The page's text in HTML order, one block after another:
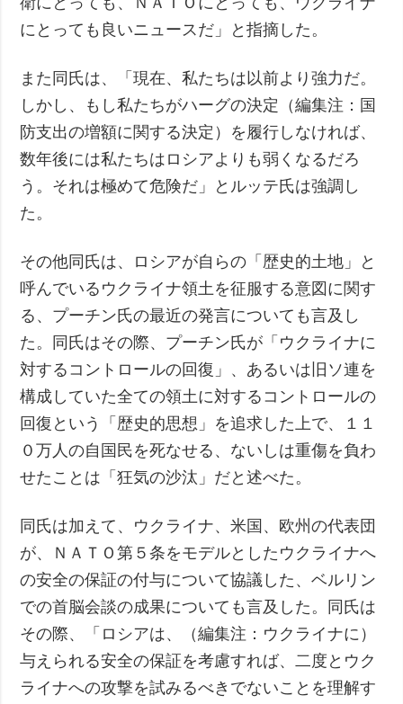
にとっても良いニュースだ」と指摘した。
また同氏は、「現在、私たちは以前より強力だ。
しかし、もし私たちがハーグの決定（編集注：国
防支出の増額に関する決定）を履行しなければ、
数年後には私たちはロシアよりも弱くなるだろ
う。それは極めて危険だ」とルッテ氏は強調し
た。
その他同氏は、ロシアが自らの「歴史的土地」と
呼んでいるウクライナ領土を征服する意図に関す
る、プーチン氏の最近の発言についても言及し
た。同氏はその際、プーチン氏が「ウクライナに
対するコントロールの回復」、あるいは旧ソ連を
構成していた全ての領土に対するコントロールの
回復という「歴史的思想」を追求した上で、１１
０万人の自国民を死なせる、ないしは重傷を負わ
せたことは「狂気の沙汰」だと述べた。
同氏は加えて、ウクライナ、米国、欧州の代表団
が、ＮＡＴＯ第５条をモデルとしたウクライナへ
の安全の保証の付与について協議した、ベルリン
での首脳会談の成果についても言及した。同氏は
その際、「ロシアは、（編集注：ウクライナに）
与えられる安全の保証を考慮すれば、二度とウク
ライナへの攻撃を試みるべきでないことを理解す